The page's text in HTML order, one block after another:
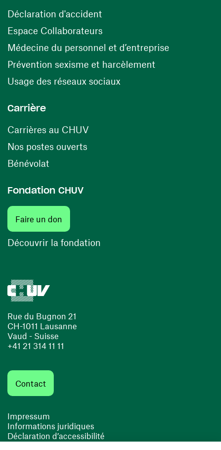
Rue du Bugnon 21
CH-1011 Lausanne
Vaud - Suisse
+41 21 314 11 11
Contact
Impressum
Informations juridiques
Déclaration d’accessibilité
Déclaration d'accident
Espace Collaborateurs(opens in a new window)
Médecine du personnel et d’entreprise
Prévention sexisme et harcèlement
Usage des réseaux sociaux(opens in a new
Carrière
Carrières au CHUV(opens in a new window)
Nos postes ouverts(opens in a new window)
Bénévolat
Fondation CHUV
Faire un don
Découvrir la fondation